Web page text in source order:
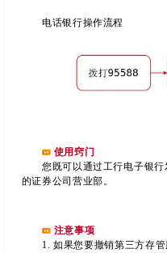
电话银行操作流程
使用窍门
您既可以通过工行电子银行
的证券公司营业部。
注意事项
1. 如果您要撤销第三方存管